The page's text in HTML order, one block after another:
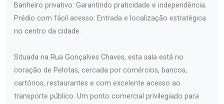
Banheiro privativo: Garantindo praticidade e independência.
Prédio com fácil acesso: Entrada e localização estratégica
no centro da cidade.
Situada na Rua Gonçalves Chaves, esta sala está no
coração de Pelotas, cercada por comércios, bancos,
cartórios, restaurantes e com excelente acesso ao
transporte público. Um ponto comercial privilegiado para